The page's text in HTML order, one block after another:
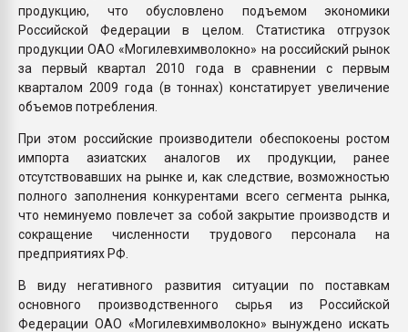
продукцию, что обусловлено подъемом экономики
Российской Федерации в целом. Статистика отгрузок
продукции ОАО «Могилевхимволокно» на российский рынок
за первый квартал 2010 года в сравнении с первым
кварталом 2009 года (в тоннах) констатирует увеличение
объемов потребления.
При этом российские производители обеспокоены ростом
импорта азиатских аналогов их продукции, ранее
отсутствовавших на рынке и, как следствие, возможностью
полного заполнения конкурентами всего сегмента рынка,
что неминуемо повлечет за собой закрытие производств и
сокращение численности трудового персонала на
предприятиях РФ.
В виду негативного развития ситуации по поставкам
основного производственного сырья из Российской
Федерации ОАО «Могилевхимволокно» вынуждено искать